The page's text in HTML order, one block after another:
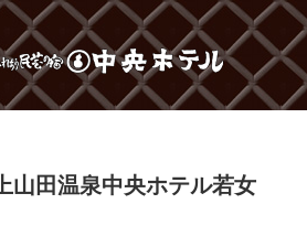
山田温泉中央ホテル若女